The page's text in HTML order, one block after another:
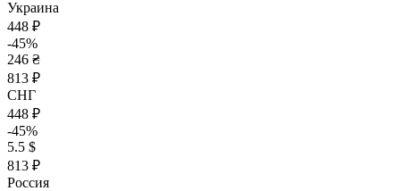
Украина
448 ₽
-45%
246 ₴
813 ₽
СНГ
448 ₽
-45%
5.5 $
813 ₽
Россия